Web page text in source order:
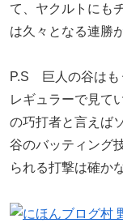
て、ヤクルトにも
は久々となる連勝
P.S 巨人の谷はも
レギュラーで見て
の巧打者と言えば
谷のバッティング
られる打撃は確か